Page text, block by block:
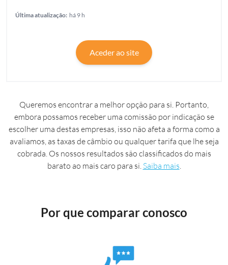
Última atualização: há 9 h
Aceder ao site
Queremos encontrar a melhor opção para si. Portanto,
embora possamos receber uma comissão por indicação se
escolher uma destas empresas, isso não afeta a forma como a
avaliamos, as taxas de câmbio ou qualquer tarifa que lhe seja
cobrada. Os nossos resultados são classificados do mais
barato ao mais caro para si. Saiba mais.
Por que comparar conosco